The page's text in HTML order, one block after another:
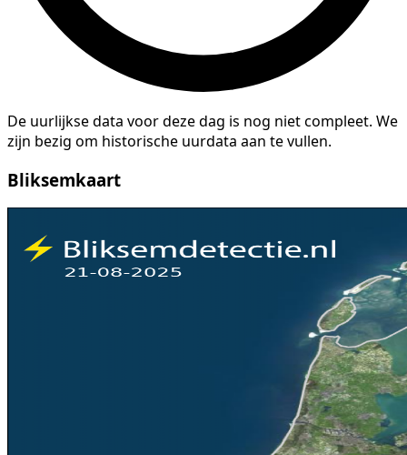
De uurlijkse data voor deze dag is nog niet compleet. We
zijn bezig om historische uurdata aan te vullen.
Bliksemkaart